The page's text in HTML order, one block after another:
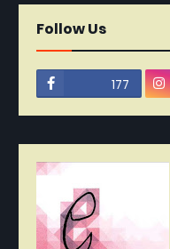
Follow Us
177